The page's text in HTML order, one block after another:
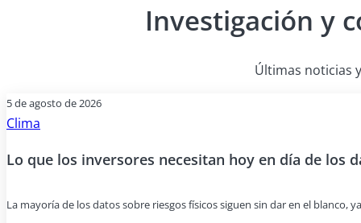
Investigación y
Últimas noticias
5 de agosto de 2026
Clima
Lo que los inversores necesitan hoy en día de los
La mayoría de los datos sobre riesgos físicos siguen sin dar en el blanco,